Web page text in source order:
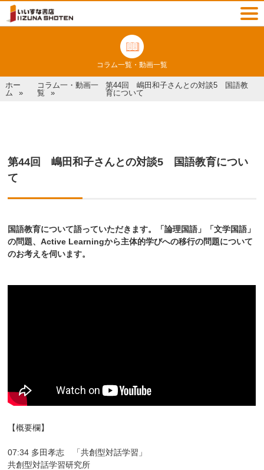
コラム一覧・動画一覧
ホー
ム
コラム一・動画一
覧
第44回 嶋田和子さんとの対談5 国語教
育について
第44回 嶋田和子さんとの対談5 国語教育につい
て
国語教育について語っていただきます。「論理国語」「文学国語」
の問題、Active Learningから主体的学びへの移行の問題について
のお考えを伺います。
【概要欄】
07:34 多田孝志 「共創型対話学習」
共創型対話学習研究所